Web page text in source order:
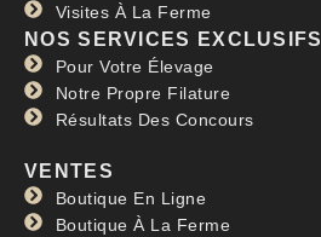
Visites À La Ferme
NOS SERVICES EXCLUSIFS
Pour Votre Élevage
Notre Propre Filature
Résultats Des Concours
VENTES
Boutique En Ligne
Boutique À La Ferme